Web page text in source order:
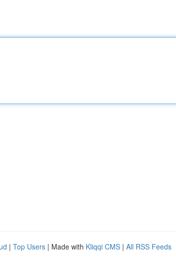
| Top Users | Made with Kliqqi CMS | All RSS Feeds